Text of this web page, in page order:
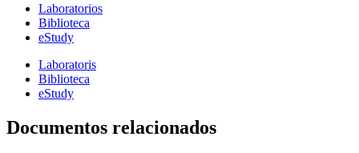
Laboratorios
Biblioteca
eStudy
Laboratoris
Biblioteca
eStudy
Documentos relacionados